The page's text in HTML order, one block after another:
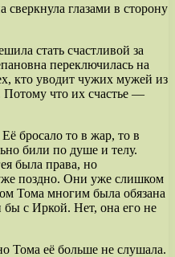
глазами в сторону
стать счастливой за
переключилась на
кто уводит чужих мужей из
Потому что их счастье —
бросало то в жар, то в
били по душе и телу.
была права, но
поздно. Они уже слишком
Тома многим была обязана
с Иркой. Нет, она его не
Тома её больше не слушала.